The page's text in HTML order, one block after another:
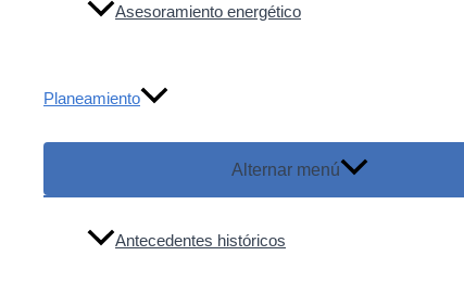
Asesoramiento energético
Planeamiento
Alternar menú
Antecedentes históricos